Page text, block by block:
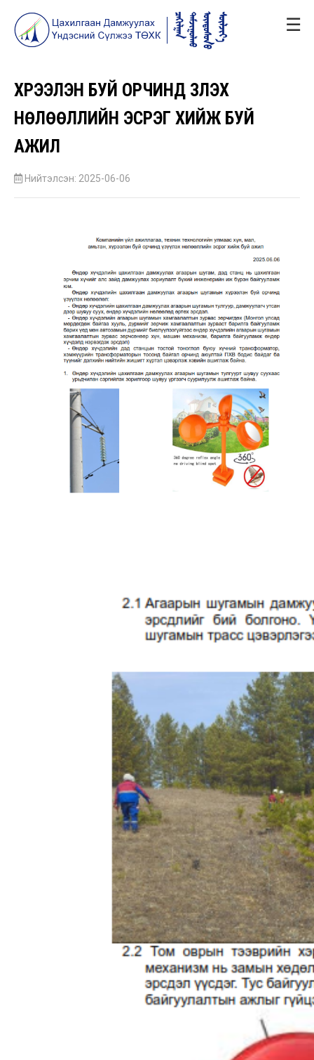
☰
ХҮРЭЭЛЭН БУЙ ОРЧИНД ҮЗҮҮЛЭХ
НӨЛӨӨЛЛИЙН ЭСРЭГ ХИЙЖ БУЙ
АЖИЛ
Нийтэлсэн: 2025-06-06